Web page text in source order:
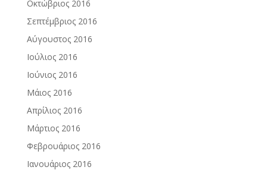
Οκτώβριος 2016
Σεπτέμβριος 2016
Αύγουστος 2016
Ιούλιος 2016
Ιούνιος 2016
Μάιος 2016
Απρίλιος 2016
Μάρτιος 2016
Φεβρουάριος 2016
Ιανουάριος 2016